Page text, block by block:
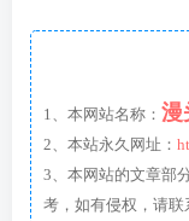
1、本网站名称： 漫
2、本站永久网址：
3、本网站的文章部
考，如有侵权，请联